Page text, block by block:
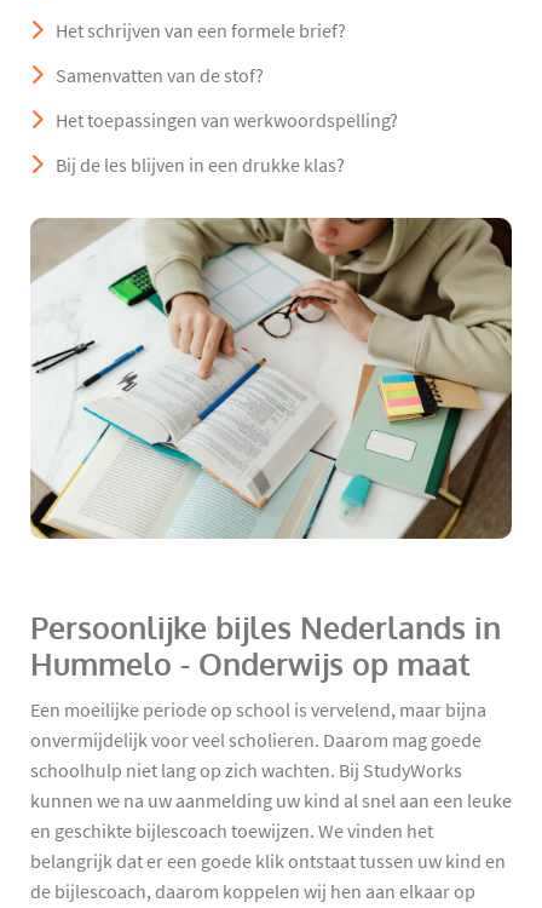
Het schrijven van een formele brief?
Samenvatten van de stof?
Het toepassingen van werkwoordspelling?
Bij de les blijven in een drukke klas?
Persoonlijke bijles Nederlands in
Hummelo - Onderwijs op maat
Een moeilijke periode op school is vervelend, maar bijna
onvermijdelijk voor veel scholieren. Daarom mag goede
schoolhulp niet lang op zich wachten. Bij StudyWorks
kunnen we na uw aanmelding uw kind al snel aan een leuke
en geschikte bijlescoach toewijzen. We vinden het
belangrijk dat er een goede klik ontstaat tussen uw kind en
de bijlescoach, daarom koppelen wij hen aan elkaar op